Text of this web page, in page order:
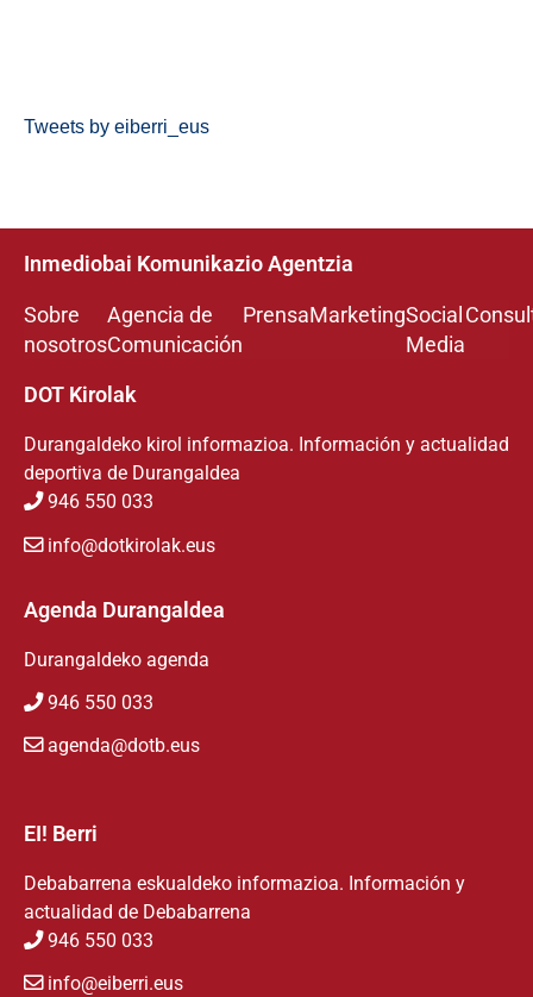
Tweets by eiberri_eus
Inmediobai Komunikazio Agentzia
Sobre
nosotros
Agencia de
Comunicación
PrensaMarketingSocial
Media
DOT Kirolak
Durangaldeko kirol informazioa. Información y actualidad
deportiva de Durangaldea
946 550 033
info@dotkirolak.eus
Agenda Durangaldea
Durangaldeko agenda
946 550 033
agenda@dotb.eus
EI! Berri
Debabarrena eskualdeko informazioa. Información y
actualidad de Debabarrena
946 550 033
info@eiberri.eus